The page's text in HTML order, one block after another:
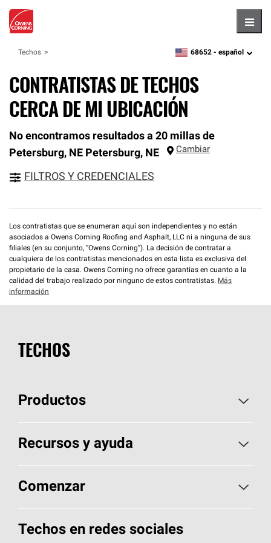
Techos zipcode,language
68652 - español
CONTRATISTAS DE TECHOS
CERCA DE MI UBICACIÓN
No encontramos resultados a 20 millas de
Petersburg, NE Petersburg, NE Cambiar
FILTROS Y CREDENCIALES
Los contratistas que se enumeran aquí son independientes y no están
asociados a Owens Corning Roofing and Asphalt, LLC ni a ninguna de sus
filiales (en su conjunto, “Owens Corning”). La decisión de contratar a
cualquiera de los contratistas mencionados en esta lista es exclusiva del
propietario de la casa. Owens Corning no ofrece garantías en cuanto a la
calidad del trabajo realizado por ninguno de estos contratistas. Más
información
TECHOS
Productos
Elija sus tejas
Encuentre un contratista
Componentes para techos
Recursos y ayuda
Aspectos básicos sobre techos
Herramientas de diseño y color
Comenzar
Llame al 1-800-GET-PINK®
Techos en redes sociales